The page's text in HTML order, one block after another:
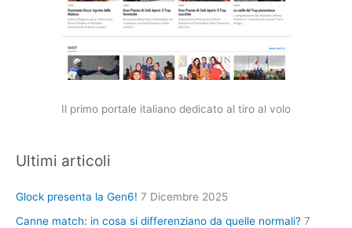
Il primo portale italiano dedicato al tiro al volo
Ultimi articoli
Glock presenta la Gen6! 7 Dicembre 2025
Canne match: in cosa si differenziano da quelle normali? 7